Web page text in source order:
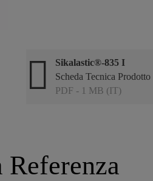
Sikalastic®-835 I
Scheda Tecnica Prodotto
PDF - 1 MB (IT)